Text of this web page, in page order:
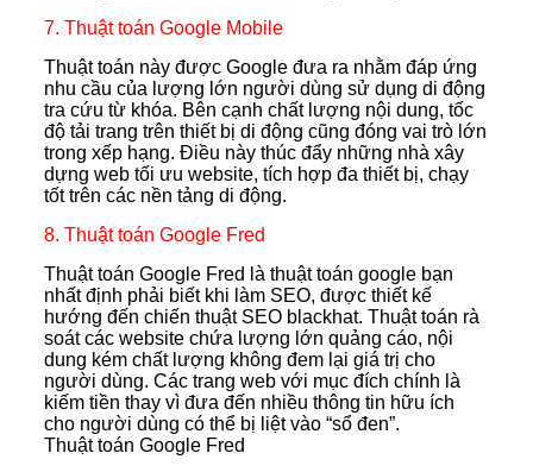
7. Thuật toán Google Mobile
Thuật toán này được Google đưa ra nhằm đáp ứng
nhu cầu của lượng lớn người dùng sử dụng di động
tra cứu từ khóa. Bên cạnh chất lượng nội dung, tốc
độ tải trang trên thiết bị di động cũng đóng vai trò lớn
trong xếp hạng. Điều này thúc đẩy những nhà xây
dựng web tối ưu website, tích hợp đa thiết bị, chạy
tốt trên các nền tảng di động.
8. Thuật toán Google Fred
Thuật toán Google Fred là thuật toán google bạn
nhất định phải biết khi làm SEO, được thiết kế
hướng đến chiến thuật SEO blackhat. Thuật toán rà
soát các website chứa lượng lớn quảng cáo, nội
dung kém chất lượng không đem lại giá trị cho
người dùng. Các trang web với mục đích chính là
kiếm tiền thay vì đưa đến nhiều thông tin hữu ích
cho người dùng có thể bị liệt vào “sổ đen”.
Thuật toán Google Fred